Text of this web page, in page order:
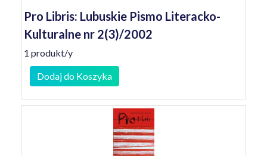
Pro Libris: Lubuskie Pismo Literacko-
Kulturalne nr 2(3)/2002
1 produkt/y
Dodaj do Koszyka